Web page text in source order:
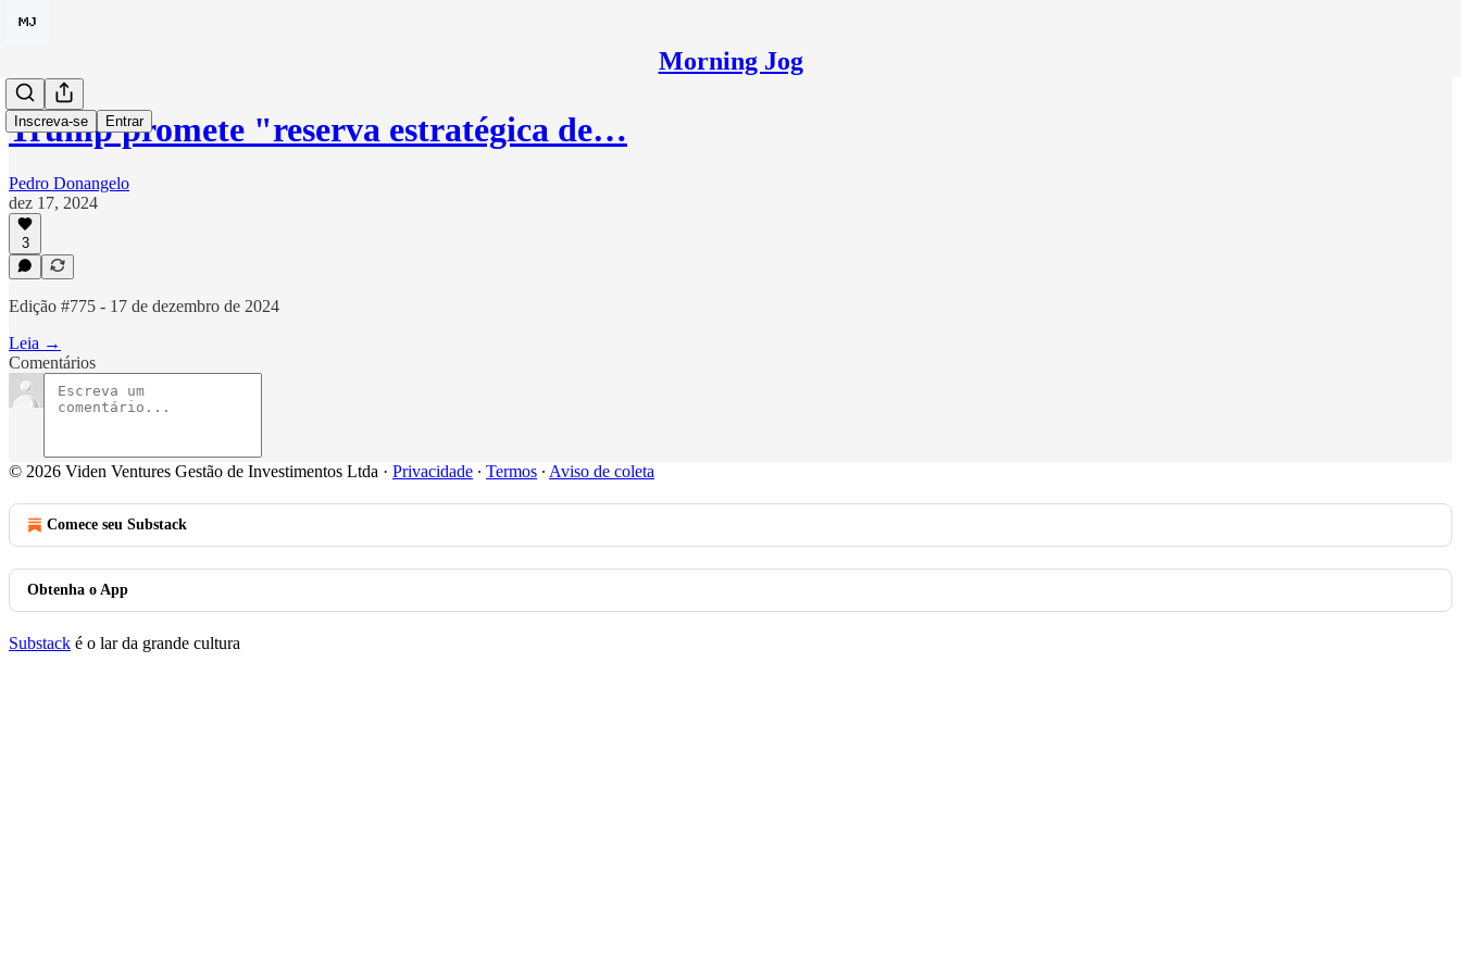
Morning Jog
Inscreva-se Entrar
Trump promete "reserva estratégica de…
Pedro Donangelo
dez 17, 2024
3
Edição #775 - 17 de dezembro de 2024
Leia →
Comentários
© 2026 Viden Ventures Gestão de Investimentos Ltda · Privacidade ∙ Termos ∙ Aviso de coleta
Comece seu Substack
Obtenha o App
Substack é o lar da grande cultura